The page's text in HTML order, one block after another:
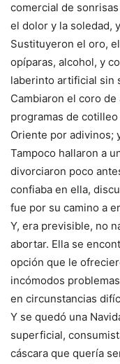
comercial de
el dolor y la soledad,
Sustituyeron el oro,
opíparas, alcohol, y
laberinto artificial sin
Cambiaron el coro
programas de
Oriente por adivinos;
Tampoco hallaron a
divorciaron poco
confiaba en ella,
fue por su camino a
Y, era previsible, no
abortar. Ella se
opción que le
incómodos
en circunstancias
Y se quedó una
superficial,
cáscara que quería